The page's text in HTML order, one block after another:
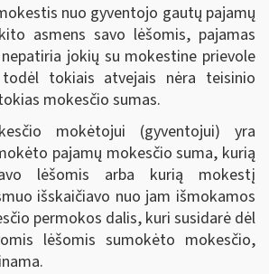
nuo gyventojo gautų pajamų
asmens savo lėšomis, pajamas
jokių su mokestine prievole
tokiais atvejais nėra teisinio
mokesčio sumas.
mokėtojui (gyventojui) yra
pajamų mokesčio suma, kurią
lėšomis arba kurią mokestį
išskaičiavo nuo jam išmokamos
permokos dalis, kuri susidarė dėl
lėšomis sumokėto mokesčio,